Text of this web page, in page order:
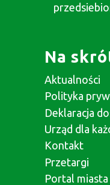
Na
Aktualności
Polityka
Deklaracja
Urząd dla
Kontakt
Przetargi
Portal miasta